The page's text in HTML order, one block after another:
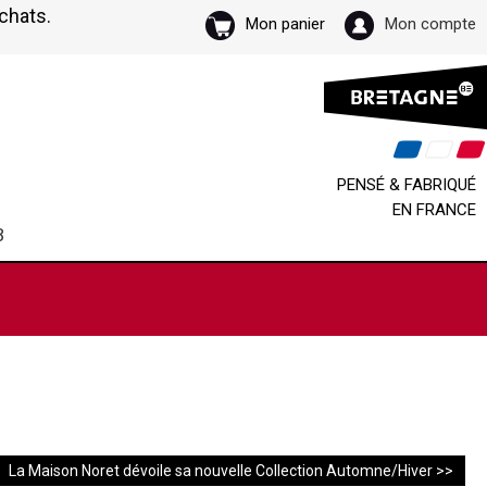
Mon panier Mon compte
PENSÉ & FABRIQUÉ
EN FRANCE
La Maison Noret dévoile sa nouvelle Collection Automne/Hiver >>